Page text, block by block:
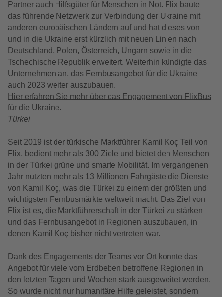
Partner auch Hilfsgüter für Menschen in Not. Flix baute
das führende Netzwerk zur Verbindung der Ukraine mit
anderen europäischen Ländern auf und hat dieses von
und in die Ukraine erst kürzlich mit neuen Linien nach
Deutschland, Polen, Österreich, Ungarn sowie in die
Tschechische Republik erweitert. Weiterhin kündigte das
Unternehmen an, das Fernbusangebot für die Ukraine
auch 2023 weiter auszubauen.
Hier erfahren Sie mehr über das Engagement von FlixBus
für die Ukraine.
Türkei
Seit 2019 ist der türkische Marktführer Kamil Koç Teil von
Flix, bedient mehr als 300 Ziele und bietet den Menschen
in der Türkei grüne und smarte Mobilität. Im vergangenen
Jahr nutzten mehr als 13 Millionen Fahrgäste die Dienste
von Kamil Koç, was die Türkei zu einem der größten und
wichtigsten Fernbusmärkte weltweit macht. Das Ziel von
Flix ist es, die Marktführerschaft in der Türkei zu stärken
und das Fernbusangebot in Regionen auszubauen, in
denen Kamil Koç bisher nicht vertreten war.
Dank des Engagements der Teams vor Ort konnte das
Angebot für viele vom Erdbeben betroffene Regionen in
den letzten Tagen und Wochen stark ausgeweitet werden.
So wurde nicht nur humanitäre Hilfe geleistet, sondern